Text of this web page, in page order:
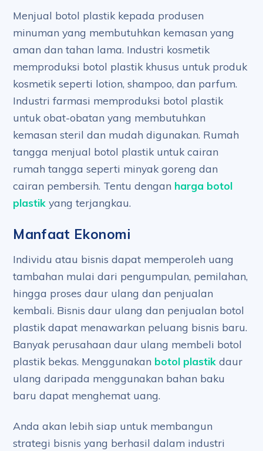
Menjual botol plastik kepada produsen
minuman yang membutuhkan kemasan yang
aman dan tahan lama. Industri kosmetik
memproduksi botol plastik khusus untuk produk
kosmetik seperti lotion, shampoo, dan parfum.
Industri farmasi memproduksi botol plastik
untuk obat-obatan yang membutuhkan
kemasan steril dan mudah digunakan. Rumah
tangga menjual botol plastik untuk cairan
rumah tangga seperti minyak goreng dan
cairan pembersih. Tentu dengan harga botol
plastik yang terjangkau.
Manfaat Ekonomi
Individu atau bisnis dapat memperoleh uang
tambahan mulai dari pengumpulan, pemilahan,
hingga proses daur ulang dan penjualan
kembali. Bisnis daur ulang dan penjualan botol
plastik dapat menawarkan peluang bisnis baru.
Banyak perusahaan daur ulang membeli botol
plastik bekas. Menggunakan botol plastik daur
ulang daripada menggunakan bahan baku
baru dapat menghemat uang.
Anda akan lebih siap untuk membangun
strategi bisnis yang berhasil dalam industri